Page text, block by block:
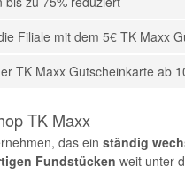
Filiale mit dem 5€ TK Maxx
TK Maxx Gutscheinkarte ab
TK Maxx
das ein ständig
Fundstücken weit unter